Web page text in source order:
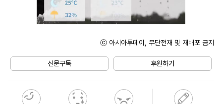
ⓒ 아시아투데이, 무단전재 및 재배포 금지
신문구독 후원하기